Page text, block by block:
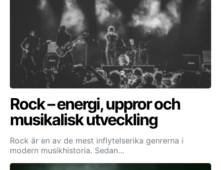
Rock – energi, uppror och
musikalisk utveckling
Rock är en av de mest inflytelserika genrerna i
modern musikhistoria. Sedan…